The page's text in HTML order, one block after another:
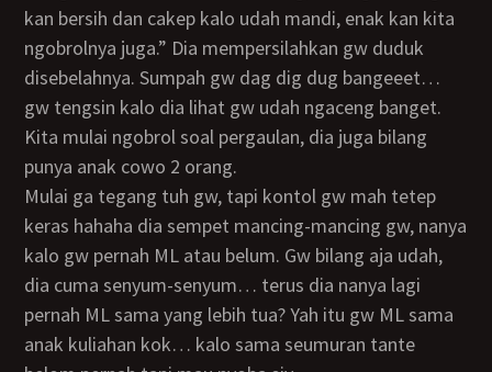
kan bersih dan cakep kalo udah mandi, enak kan kita
ngobrolnya juga.” Dia mempersilahkan gw duduk
disebelahnya. Sumpah gw dag dig dug bangeeet…
gw tengsin kalo dia lihat gw udah ngaceng banget.
Kita mulai ngobrol soal pergaulan, dia juga bilang
punya anak cowo 2 orang.
Mulai ga tegang tuh gw, tapi kontol gw mah tetep
keras hahaha dia sempet mancing-mancing gw, nanya
kalo gw pernah ML atau belum. Gw bilang aja udah,
dia cuma senyum-senyum… terus dia nanya lagi
pernah ML sama yang lebih tua? Yah itu gw ML sama
anak kuliahan kok… kalo sama seumuran tante